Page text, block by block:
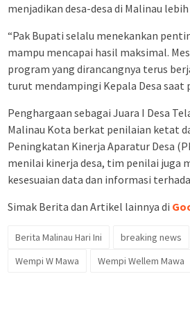
menjadikan desa-desa di Malinau
“Pak Bupati selalu menekankan
mampu mencapai hasil maksimal.
program yang dirancangnya terus
turut mendampingi Kepala Desa saat
Penghargaan sebagai Juara I Desa
Malinau Kota berkat penilaian ketat
Peningkatan Kinerja Aparatur Desa
menilai kinerja desa, tim penilai juga
kesesuaian data dan informasi
Simak Berita dan Artikel lainnya di
Berita Malinau Hari Ini breaking news
Wempi W Mawa
Wempi Wellem Mawa